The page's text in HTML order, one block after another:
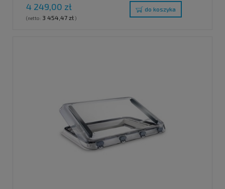
4 249,00 zł
(netto: 3 454,47 zł)
do koszyka